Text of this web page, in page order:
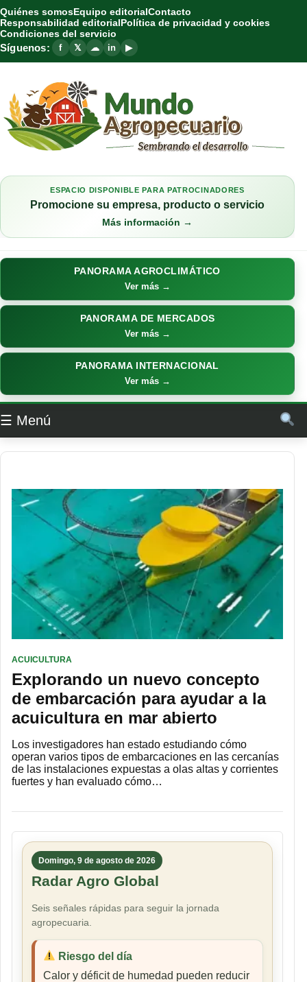
Quiénes somosEquipo editorialContacto
Responsabilidad editorialPolítica de privacidad y cookies
Condiciones del servicio
Síguenos: f 𝕏 ☁ in ▶
ESPACIO DISPONIBLE PARA PATROCINADORES
Promocione su empresa, producto o servicio
Más información →
PANORAMA AGROCLIMÁTICO
Ver más →
PANORAMA DE MERCADOS
Ver más →
PANORAMA INTERNACIONAL
Ver más →
☰ Menú
ACUICULTURA
Explorando un nuevo concepto
de embarcación para ayudar a la
acuicultura en mar abierto
Los investigadores han estado estudiando cómo
operan varios tipos de embarcaciones en las cercanías
de las instalaciones expuestas a olas altas y corrientes
fuertes y han evaluado cómo…
Domingo, 9 de agosto de 2026
Radar Agro Global
Seis señales rápidas para seguir la jornada
agropecuaria.
Riesgo del día
Calor y déficit de humedad pueden reducir